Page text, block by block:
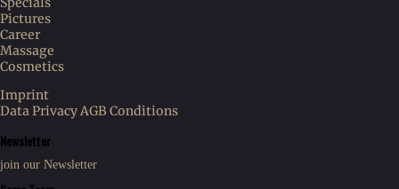
Pictures
Career
Massage
Cosmetics
Imprint
Data PrivacyAGB Conditions
Newsletter
join our Newsletter